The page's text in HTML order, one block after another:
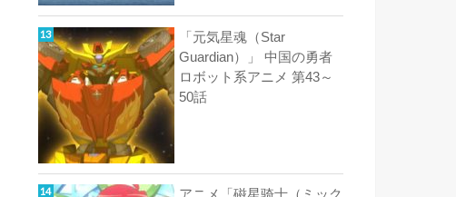
「元気星魂（Star
Guardian）」 中国の勇者
ロボット系アニメ 第43～
50話
アニメ「磁星骑士（ミック